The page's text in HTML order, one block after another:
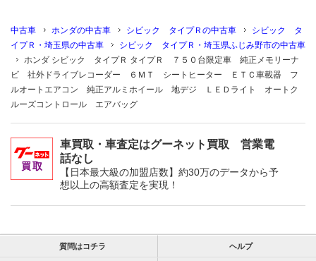
中古車 ホンダの中古車 シビック タイプＲの中古車
シビック タ
イプＲ・埼玉県の中古車
シビック タイプＲ・埼玉県ふじみ野市の中古車
ホンダ シビック タイプＲ タイプＲ ７５０台限定車 純正メモリーナ
ビ 社外ドライブレコーダー ６ＭＴ シートヒーター ＥＴＣ車載器 フ
ルオートエアコン 純正アルミホイール 地デジ ＬＥＤライト オートク
ルーズコントロール エアバッグ
車買取・車査定はグーネット買取 営業電
話なし
【日本最大級の加盟店数】約30万のデータから予
想以上の高額査定を実現！
質問はコチラ ヘルプ